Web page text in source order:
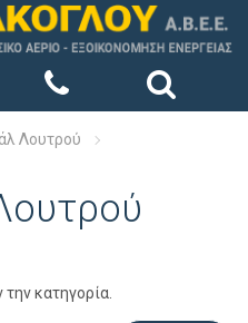
Λουτρού
κατηγορία.